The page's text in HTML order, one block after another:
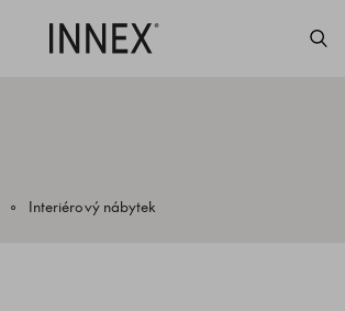
Interiérový nábytek